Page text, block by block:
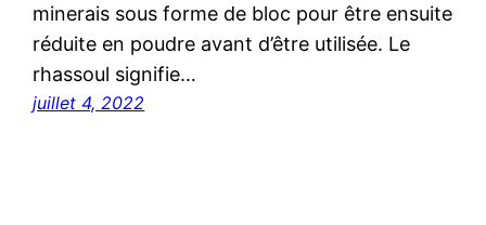
minerais sous forme de bloc pour être ensuite
réduite en poudre avant d’être utilisée. Le
rhassoul signifie…
juillet 4, 2022